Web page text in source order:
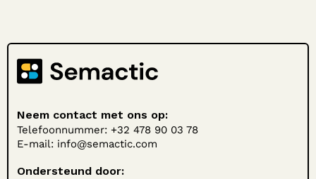
Neem contact met ons op:
Telefoonnummer: +32 478 90 03 78
E-mail: info@semactic.com
Ondersteund door: